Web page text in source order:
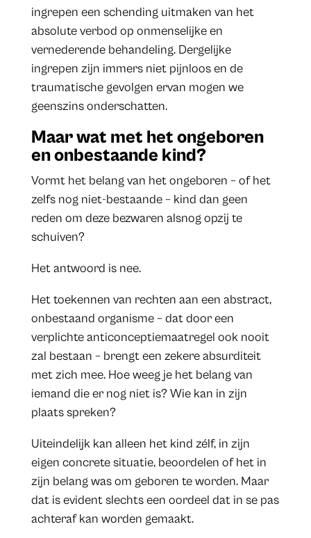
ingrepen een schending uitmaken van het
absolute verbod op onmenselijke en
vernederende behandeling. Dergelijke
ingrepen zijn immers niet pijnloos en de
traumatische gevolgen ervan mogen we
geenszins onderschatten.
Maar wat met het ongeboren
en onbestaande kind?
Vormt het belang van het ongeboren – of het
zelfs nog niet-bestaande – kind dan geen
reden om deze bezwaren alsnog opzij te
schuiven?
Het antwoord is nee.
Het toekennen van rechten aan een abstract,
onbestaand organisme – dat door een
verplichte anticonceptiemaatregel ook nooit
zal bestaan – brengt een zekere absurditeit
met zich mee. Hoe weeg je het belang van
iemand die er nog niet is? Wie kan in zijn
plaats spreken?
Uiteindelijk kan alleen het kind zélf, in zijn
eigen concrete situatie, beoordelen of het in
zijn belang was om geboren te worden. Maar
dat is evident slechts een oordeel dat in se pas
achteraf kan worden gemaakt.